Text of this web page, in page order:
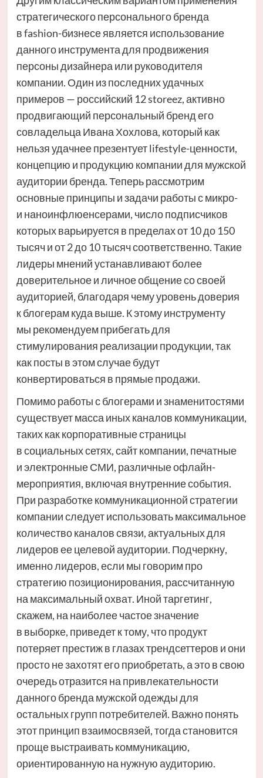
стратегического персонального бренда
в fashion-бизнесе является использование
данного инструмента для продвижения
персоны дизайнера или руководителя
компании. Один из последних удачных
примеров — российский 12 storeez, активно
продвигающий персональный бренд его
совладельца Ивана Хохлова, который как
нельзя удачнее презентует lifestyle-ценности,
концепцию и продукцию компании для мужской
аудитории бренда. Теперь рассмотрим
основные принципы и задачи работы с микро-
и наноинфлюенсерами, число подписчиков
которых варьируется в пределах от 10 до 150
тысяч и от 2 до 10 тысяч соответственно. Такие
лидеры мнений устанавливают более
доверительное и личное общение со своей
аудиторией, благодаря чему уровень доверия
к блогерам куда выше. К этому инструменту
мы рекомендуем прибегать для
стимулирования реализации продукции, так
как посты в этом случае будут
конвертироваться в прямые продажи.
Помимо работы с блогерами и знаменитостями
существует масса иных каналов коммуникации,
таких как корпоративные страницы
в социальных сетях, сайт компании, печатные
и электронные СМИ, различные офлайн-
мероприятия, включая внутренние события.
При разработке коммуникационной стратегии
компании следует использовать максимальное
количество каналов связи, актуальных для
лидеров ее целевой аудитории. Подчеркну,
именно лидеров, если мы говорим про
стратегию позиционирования, рассчитанную
на максимальный охват. Иной таргетинг,
скажем, на наиболее частое значение
в выборке, приведет к тому, что продукт
потеряет престиж в глазах трендсеттеров и они
просто не захотят его приобретать, а это в свою
очередь отразится на привлекательности
данного бренда мужской одежды для
остальных групп потребителей. Важно понять
этот принцип взаимосвязей, тогда становится
проще выстраивать коммуникацию,
ориентированную на нужную аудиторию.